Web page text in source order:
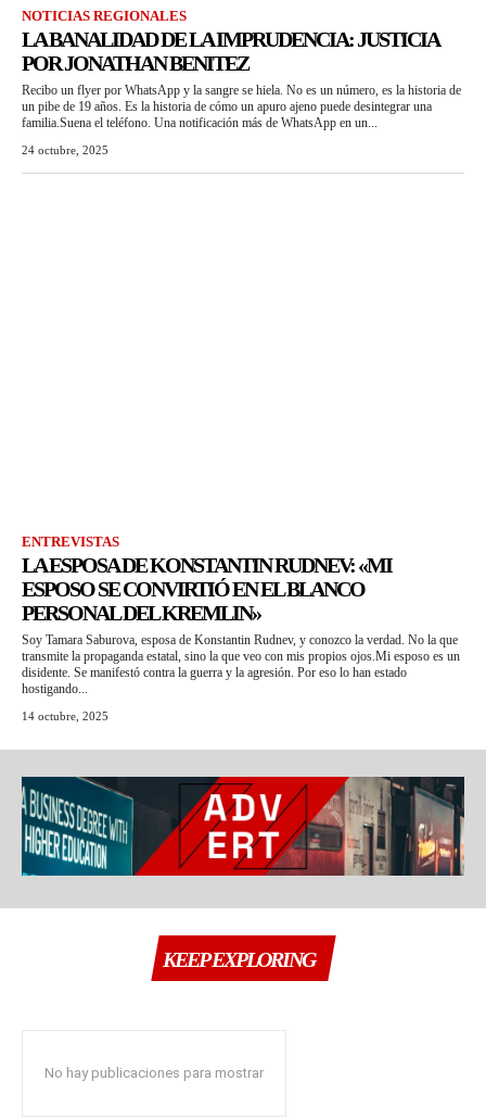
NOTICIAS REGIONALES
LA BANALIDAD DE LA IMPRUDENCIA: JUSTICIA
POR JONATHAN BENITEZ
Recibo un flyer por WhatsApp y la sangre se hiela. No es un número, es la historia de
un pibe de 19 años. Es la historia de cómo un apuro ajeno puede desintegrar una
familia.Suena el teléfono. Una notificación más de WhatsApp en un...
24 octubre, 2025
ENTREVISTAS
LA ESPOSA DE KONSTANTIN RUDNEV: «MI
ESPOSO SE CONVIRTIÓ EN EL BLANCO
PERSONAL DEL KREMLIN»
Soy Tamara Saburova, esposa de Konstantin Rudnev, y conozco la verdad. No la que
transmite la propaganda estatal, sino la que veo con mis propios ojos.Mi esposo es un
disidente. Se manifestó contra la guerra y la agresión. Por eso lo han estado
hostigando...
14 octubre, 2025
KEEP EXPLORING
No hay publicaciones para mostrar